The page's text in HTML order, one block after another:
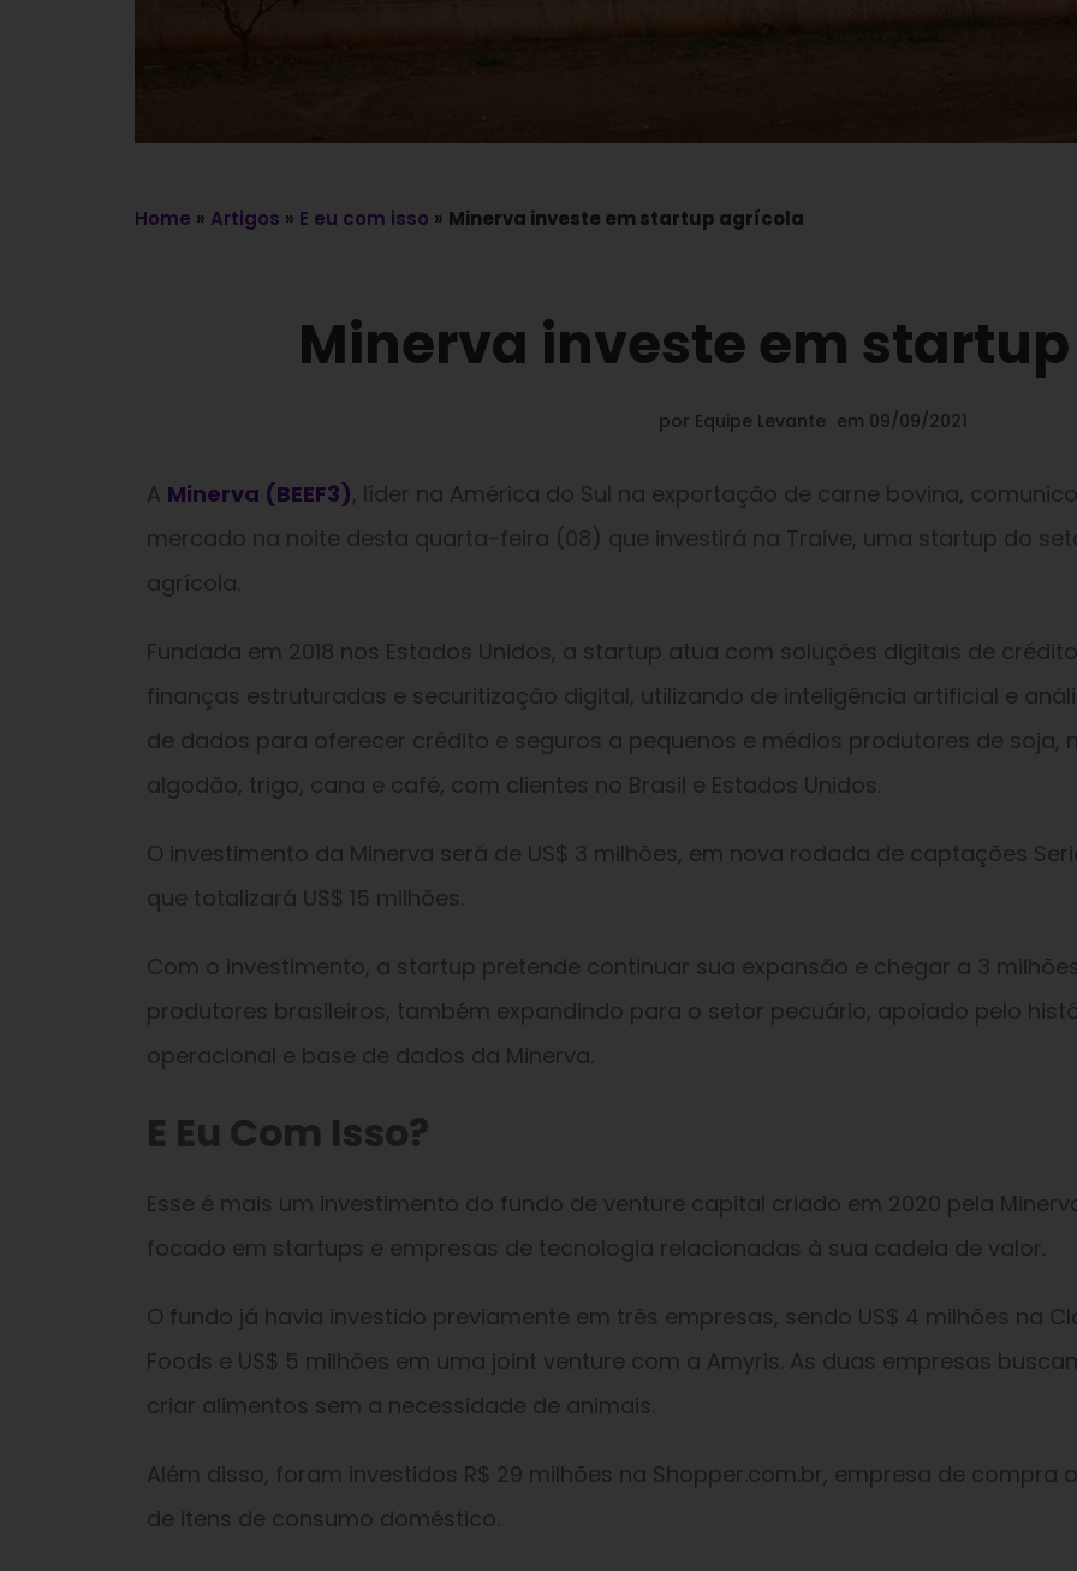
Home » Artigos » E eu com isso » Minerva investe em startup agrícola
Minerva investe em
por Equipe Levante em 09/09/2021
A Minerva (BEEF3), líder na América do Sul na exportação de carne bovina,
mercado na noite desta quarta-feira (08) que investirá na Traive, uma startup do
agrícola.
Fundada em 2018 nos Estados Unidos, a startup atua com soluções digitais de
finanças estruturadas e securitização digital, utilizando de inteligência artificial e
de dados para oferecer crédito e seguros a pequenos e médios produtores de soja,
algodão, trigo, cana e café, com clientes no Brasil e Estados Unidos.
O investimento da Minerva será de US$ 3 milhões, em nova rodada de captações
que totalizará US$ 15 milhões.
Com o investimento, a startup pretende continuar sua expansão e chegar a 3
produtores brasileiros, também expandindo para o setor pecuário, apoiado pelo
operacional e base de dados da Minerva.
E Eu Com Isso?
Esse é mais um investimento do fundo de venture capital criado em 2020 pela
focado em startups e empresas de tecnologia relacionadas à sua cadeia de valor.
O fundo já havia investido previamente em três empresas, sendo US$ 4 milhões na
Foods e US$ 5 milhões em uma joint venture com a Amyris. As duas empresas
criar alimentos sem a necessidade de animais.
Além disso, foram investidos R$ 29 milhões na Shopper.com.br, empresa de compra
de itens de consumo doméstico.